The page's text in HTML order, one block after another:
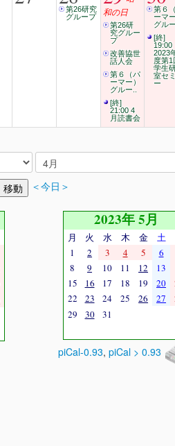
第26研究
グループ
和の日
第26研
究グルー
プ
改善協世
話人会
第６（パ
ーマー）
グルー..
[終]
21:00 4
月読書会
第６
ーマ
グル
[終]
19:00
2023
度第1
学生
室セ
ー
＜今日＞
2023年 5月
月 火 水 木 金 土
1
2 3 4 5
6
8
9 10 11 12 13
15
16 17 18 19 20
22
23 24 25 26 27
29
30 31
piCal-0.93, piCal > 0.93